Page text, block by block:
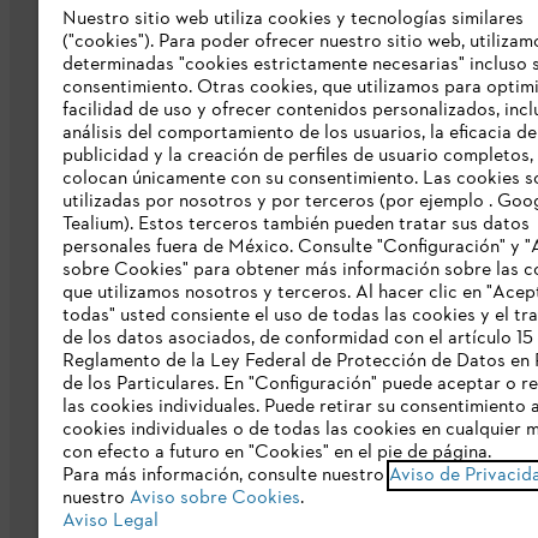
Empresa
Sobre nosotros
Catálogo STIHL
Línea de Integridad de STIHL
Aviso de privacidad Datos legales
Nuestro sitio web utiliza cookies y tecnologías similares
("cookies"). Para poder ofrecer nuestro sitio web,
determinadas "cookies estrictamente necesarias" incluso
consentimiento. Otras cookies, que utilizamos para
facilidad de uso y ofrecer contenidos personalizados,
análisis del comportamiento de los usuarios, la eficacia
publicidad y la creación de perfiles de usuario completos,
colocan únicamente con su consentimiento. Las cookies
utilizadas por nosotros y por terceros (por ejemplo .
Tealium). Estos terceros también pueden tratar sus datos
personales fuera de México. Consulte "Configuración" y
sobre Cookies" para obtener más información sobre las
que utilizamos nosotros y terceros. Al hacer clic en
todas" usted consiente el uso de todas las cookies y el
de los datos asociados, de conformidad con el artículo 15
Reglamento de la Ley Federal de Protección de Datos en
de los Particulares. En "Configuración" puede aceptar o
las cookies individuales. Puede retirar su consentimiento
cookies individuales o de todas las cookies en cualquier
con efecto a futuro en "Cookies" en el pie de página.
Para más información, consulte nuestro Aviso de
nuestro Aviso sobre Cookies.
Aviso Legal